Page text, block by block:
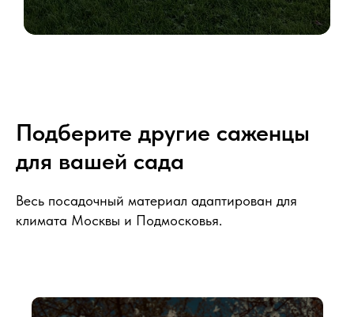
Подберите другие саженцы
для вашей сада
Весь посадочный материал адаптирован для
климата Москвы и Подмосковья.